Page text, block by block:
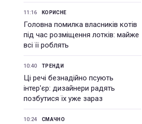
11:16 КОРИСНЕ
Головна помилка власників котів
під час розміщення лотків: майже
всі її роблять
10:40 ТРЕНДИ
Ці речі безнадійно псують
інтер'єр: дизайнери радять
позбутися їх уже зараз
10:24 СМАЧНО